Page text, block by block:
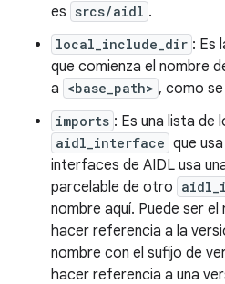
es srcs/aidl .
local_include_dir : Es
que comienza el nombre
a <base_path> , como
imports : Es una lista de
aidl_interface que
interfaces de AIDL usa
parcelable de otro
nombre aquí. Puede ser
hacer referencia a la
nombre con el sufijo de
hacer referencia a una